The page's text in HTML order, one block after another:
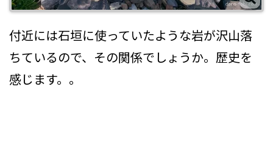
付近には石垣に使っていたような岩が沢山落
ちているので、その関係でしょうか。歴史を
感じます。。